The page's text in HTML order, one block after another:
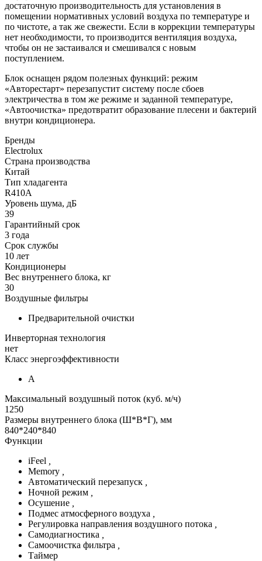
достаточную производительность для установления в
помещении нормативных условий воздуха по температуре и
по чистоте, а так же свежести. Если в коррекции температуры
нет необходимости, то производится вентиляция воздуха,
чтобы он не застаивался и смешивался с новым
поступлением.
Блок оснащен рядом полезных функций: режим
«Авторестарт» перезапустит систему после сбоев
электричества в том же режиме и заданной температуре,
«Автоочистка» предотвратит образование плесени и бактерий
внутри кондиционера.
Бренды
Electrolux
Страна производства
Китай
Тип хладагента
R410A
Уровень шума, дБ
39
Гарантийный срок
3 года
Срок службы
10 лет
Кондиционеры
Вес внутреннего блока, кг
30
Воздушные фильтры
Предварительной очистки
Инверторная технология
нет
Класс энергоэффективности
А
Максимальный воздушный поток (куб. м/ч)
1250
Размеры внутреннего блока (Ш*В*Г), мм
840*240*840
Функции
iFeel
Memory
Автоматический перезапуск
Ночной режим
Осушение
Подмес атмосферного воздуха
Регулировка направления воздушного потока
Самодиагностика
Самоочистка фильтра
Таймер